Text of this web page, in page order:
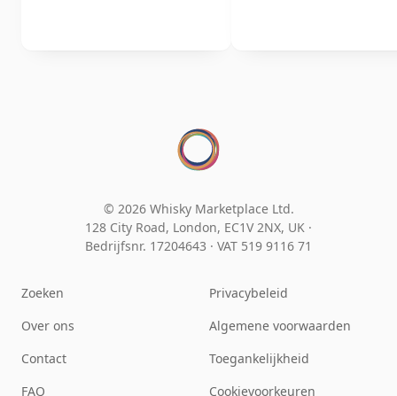
© 2026 Whisky Marketplace Ltd.
128 City Road, London, EC1V 2NX, UK ·
Bedrijfsnr. 17204643 · VAT 519 9116 71
Zoeken
Over ons
Contact
FAQ
Privacybeleid
Algemene voorwaarden
Toegankelijkheid
Cookievoorkeuren